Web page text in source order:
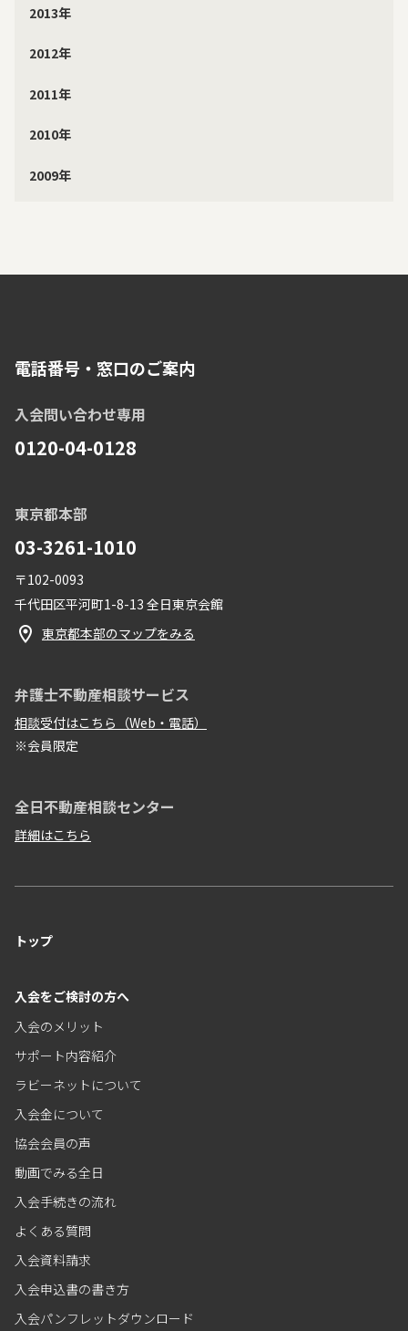
2013年
2012年
2011年
2010年
2009年
電話番号・窓口のご案内
入会問い合わせ専用
0120-04-0128
東京都本部
03-3261-1010
〒102-0093
千代田区平河町1-8-13 全日東京会館
東京都本部のマップをみる
弁護士不動産相談サービス
相談受付はこちら（Web・電話）
※会員限定
全日不動産相談センター
詳細はこちら
トップ
入会をご検討の方へ
入会のメリット
サポート内容紹介
ラビーネットについて
入会金について
協会会員の声
動画でみる全日
入会手続きの流れ
よくある質問
入会資料請求
入会申込書の書き方
入会パンフレットダウンロード